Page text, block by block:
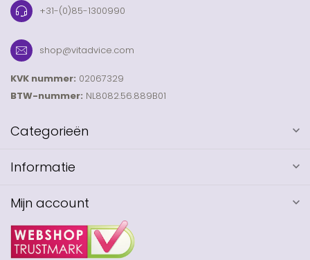
+31-(0)85-1300990
shop@vitadvice.com
KVK nummer: 02067329
BTW-nummer: NL8082.56.889B01
Categorieën
Informatie
Mijn account